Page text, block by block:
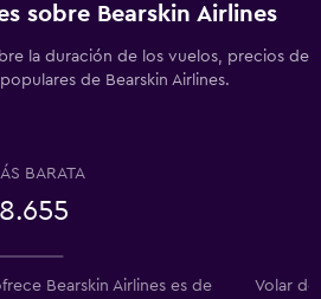
sobre Bearskin Airlines
la duración de los vuelos, precios de
de Bearskin Airlines.
BARATA
Bearskin Airlines es de
Volar de